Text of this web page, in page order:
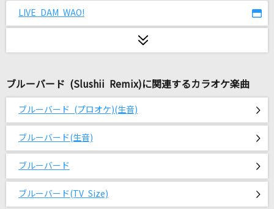
[生音]恋しさと せつなさと 心強さと(ストリー
トファイターII MOVIE ver.)
浦島太郎(桐谷健太)
innocent arrogance
[生音]怪盗
LOSER
LIVE DAM WAO!
ブルーバード (Slushii Remix)に関連するカラオケ楽曲
ブルーバード (プロオケ)(生音)
ブルーバード(生音)
ブルーバード
ブルーバード(TV Size)